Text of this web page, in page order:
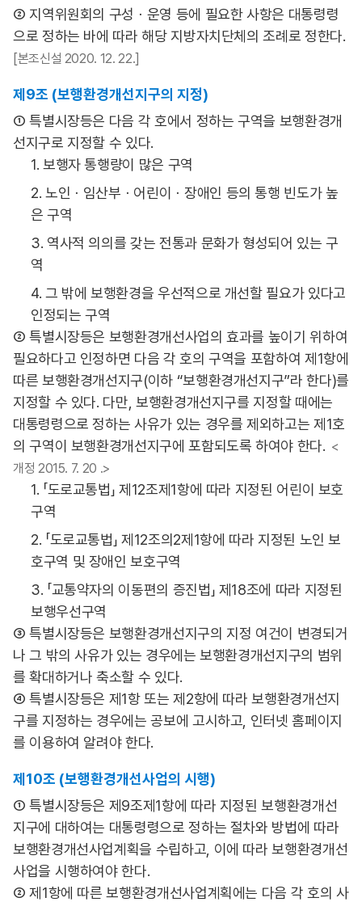
② 지역위원회의 구성ㆍ운영 등에 필요한 사항은 대통령령
으로 정하는 바에 따라 해당 지방자치단체의 조례로 정한다.
[본조신설 2020. 12. 22.]
제9조 (보행환경개선지구의 지정)
① 특별시장등은 다음 각 호에서 정하는 구역을 보행환경개
선지구로 지정할 수 있다.
1. 보행자 통행량이 많은 구역
2. 노인ㆍ임산부ㆍ어린이ㆍ장애인 등의 통행 빈도가 높
은 구역
3. 역사적 의의를 갖는 전통과 문화가 형성되어 있는 구
역
4. 그 밖에 보행환경을 우선적으로 개선할 필요가 있다고
인정되는 구역
② 특별시장등은 보행환경개선사업의 효과를 높이기 위하여
필요하다고 인정하면 다음 각 호의 구역을 포함하여 제1항에
따른 보행환경개선지구(이하 “보행환경개선지구”라 한다)를
지정할 수 있다. 다만, 보행환경개선지구를 지정할 때에는
대통령령으로 정하는 사유가 있는 경우를 제외하고는 제1호
의 구역이 보행환경개선지구에 포함되도록 하여야 한다. <
개정 2015. 7. 20 .>
1. 「도로교통법」 제12조제1항에 따라 지정된 어린이 보호
구역
2. 「도로교통법」 제12조의2제1항에 따라 지정된 노인 보
호구역 및 장애인 보호구역
3. 「교통약자의 이동편의 증진법」 제18조에 따라 지정된
보행우선구역
③ 특별시장등은 보행환경개선지구의 지정 여건이 변경되거
나 그 밖의 사유가 있는 경우에는 보행환경개선지구의 범위
를 확대하거나 축소할 수 있다.
④ 특별시장등은 제1항 또는 제2항에 따라 보행환경개선지
구를 지정하는 경우에는 공보에 고시하고, 인터넷 홈페이지
를 이용하여 알려야 한다.
제10조 (보행환경개선사업의 시행)
① 특별시장등은 제9조제1항에 따라 지정된 보행환경개선
지구에 대하여는 대통령령으로 정하는 절차와 방법에 따라
보행환경개선사업계획을 수립하고, 이에 따라 보행환경개선
사업을 시행하여야 한다.
② 제1항에 따른 보행환경개선사업계획에는 다음 각 호의 사